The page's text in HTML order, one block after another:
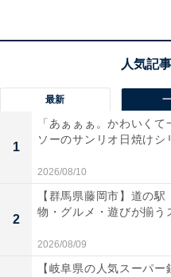
楽天トラベ
最新
1
「あぁぁぁ。かわいく
ソーのサンリオ日焼けシ
2026/08/10
2
【群馬県藤岡市】道の
物・グルメ・遊びが揃う
2026/08/09
【岐阜県の人気スーパ